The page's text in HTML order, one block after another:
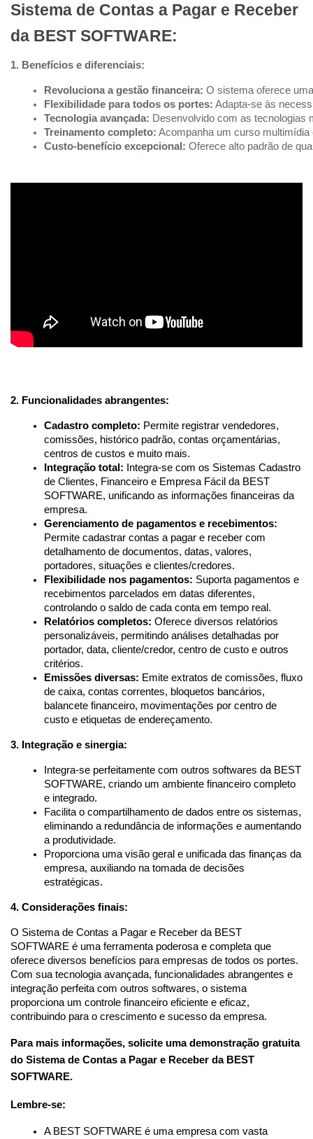
Sistema de Contas a Pagar e Receber
da BEST SOFTWARE:
1. Benefícios e diferenciais:
Revoluciona a gestão financeira: O sistema oferece
Flexibilidade para todos os portes: Adapta-se às
Tecnologia avançada: Desenvolvido com as tecnologias
Treinamento completo: Acompanha um curso
Custo-benefício excepcional: Oferece alto padrão de
2. Funcionalidades abrangentes:
Cadastro completo: Permite registrar vendedores,
comissões, histórico padrão, contas orçamentárias,
centros de custos e muito mais.
Integração total: Integra-se com os Sistemas Cadastro
de Clientes, Financeiro e Empresa Fácil da BEST
SOFTWARE, unificando as informações financeiras da
empresa.
Gerenciamento de pagamentos e recebimentos:
Permite cadastrar contas a pagar e receber com
detalhamento de documentos, datas, valores,
portadores, situações e clientes/credores.
Flexibilidade nos pagamentos: Suporta pagamentos e
recebimentos parcelados em datas diferentes,
controlando o saldo de cada conta em tempo real.
Relatórios completos: Oferece diversos relatórios
personalizáveis, permitindo análises detalhadas por
portador, data, cliente/credor, centro de custo e outros
critérios.
Emissões diversas: Emite extratos de comissões, fluxo
de caixa, contas correntes, bloquetos bancários,
balancete financeiro, movimentações por centro de
custo e etiquetas de endereçamento.
3. Integração e sinergia:
Integra-se perfeitamente com outros softwares da BEST
SOFTWARE, criando um ambiente financeiro completo
e integrado.
Facilita o compartilhamento de dados entre os sistemas,
eliminando a redundância de informações e aumentando
a produtividade.
Proporciona uma visão geral e unificada das finanças da
empresa, auxiliando na tomada de decisões
estratégicas.
4. Considerações finais:
O Sistema de Contas a Pagar e Receber da BEST
SOFTWARE é uma ferramenta poderosa e completa que
oferece diversos benefícios para empresas de todos os portes.
Com sua tecnologia avançada, funcionalidades abrangentes e
integração perfeita com outros softwares, o sistema
proporciona um controle financeiro eficiente e eficaz,
contribuindo para o crescimento e sucesso da empresa.
Para mais informações, solicite uma demonstração gratuita
do Sistema de Contas a Pagar e Receber da BEST
SOFTWARE.
Lembre-se:
A BEST SOFTWARE é uma empresa com vasta